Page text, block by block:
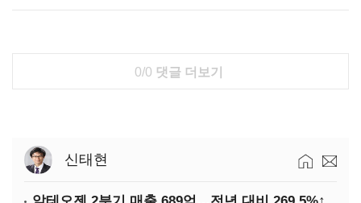
0/0 댓글 더보기
신태현